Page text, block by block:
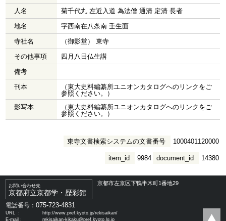
人名
菊千代丸 左近入道 為法僧 通清 定清 長者
地名
字西南在八条南 壬生面
寺社名
（御影堂） 東寺
その他事項
四月八日仏生講
備考
刊本
（東大史料編纂所ユニオンカタログへのリンクをご
参照ください。）
影写本
（東大史料編纂所ユニオンカタログへのリンクをご
参照ください。）
東寺文書検索システムの文書番号 1000401120000
document_id 14380
item_id 9984
お問い合わせ先
京都府立京都学・歴彩館
京都市左京区下鴨半木町1番地29
電話番号：075-723-4831
URL ：
http://www.pref.kyoto.jp/rekisaikan/
E-mail：
rekisaikan-kikaku@pref.kyoto.lg.jp